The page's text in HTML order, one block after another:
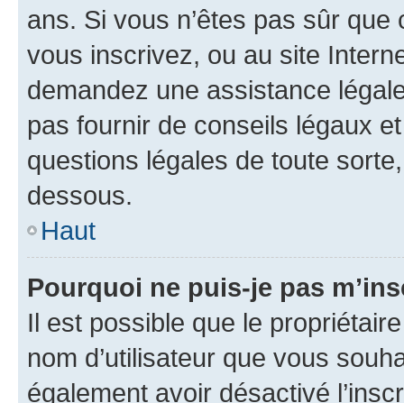
ans. Si vous n’êtes pas sûr
vous inscrivez, ou au site
demandez une assistance
pas fournir de conseils légaux
questions légales de toute
dessous.
Haut
Pourquoi ne puis-je pas
Il est possible que le
nom d’utilisateur que vous
également avoir désactivé